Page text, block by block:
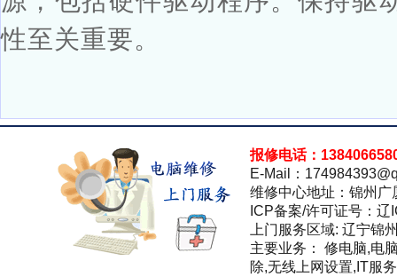
性至关重要。
报修电话：
E-Mail：
维修中心地址：锦州广
ICP备案/许可证号：
上门服务区域: 辽宁锦
主要业务： 修电脑,电
除,无线上网设置,IT服